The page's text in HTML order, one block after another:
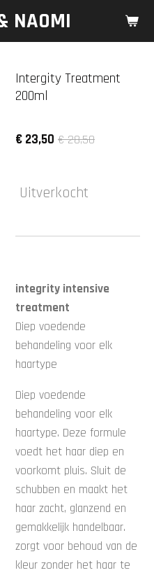
NAOMI
Intergity Treatment
200ml
€ 23,50 € 28,50
Uitverkocht
integrity intensive
treatment
Diep voedende
behandeling voor elk
haartype
Diep voedende
behandeling voor elk
haartype. Deze formule
voedt het haar diep en
voorkomt pluis. Sluit de
schubben en maakt het
haar zacht, glanzend en
gemakkelijk handelbaar.
zorgt voor behoud van de
kleur zonder het haar te